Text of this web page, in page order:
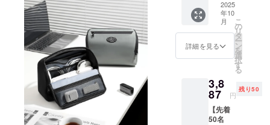
大切にして
いるのは、
見た目だけ
いやすさ・
収納力・持
ち運びやす
さ・価格と
収納の
悩みを
軽減
へ！優
れた自
立式
ポー
黒」早
期ご支
援特割
【35％
OFF】
2025
年10
月
詳細を見る
こ
の
リ
タ
ー
ン
を
選
択
す
る
3,8
87 円
残り50
【先着
50名